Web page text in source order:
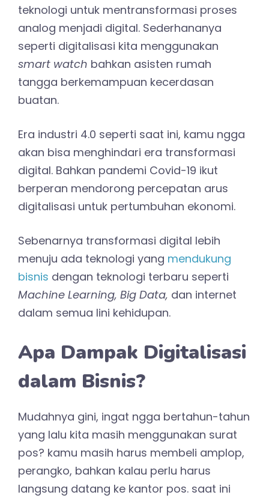
teknologi untuk mentransformasi proses
analog menjadi digital. Sederhananya
seperti digitalisasi kita menggunakan
smart watch bahkan asisten rumah
tangga berkemampuan kecerdasan
buatan.
Era industri 4.0 seperti saat ini, kamu ngga
akan bisa menghindari era transformasi
digital. Bahkan pandemi Covid-19 ikut
berperan mendorong percepatan arus
digitalisasi untuk pertumbuhan ekonomi.
Sebenarnya transformasi digital lebih
menuju ada teknologi yang mendukung
bisnis dengan teknologi terbaru seperti
Machine Learning, Big Data, dan internet
dalam semua lini kehidupan.
Apa Dampak Digitalisasi
dalam Bisnis?
Mudahnya gini, ingat ngga bertahun-tahun
yang lalu kita masih menggunakan surat
pos? kamu masih harus membeli amplop,
perangko, bahkan kalau perlu harus
langsung datang ke kantor pos. saat ini